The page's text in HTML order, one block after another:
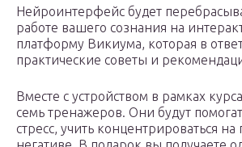
Нейроинтерфейс будет
работе вашего сознания на
платформу Викиума, которая в
практические советы и
Вместе с устройством в рамках
семь тренажеров. Они будут
стресс, учить концентрироваться на